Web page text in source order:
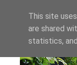
This site
are shared
statistics,